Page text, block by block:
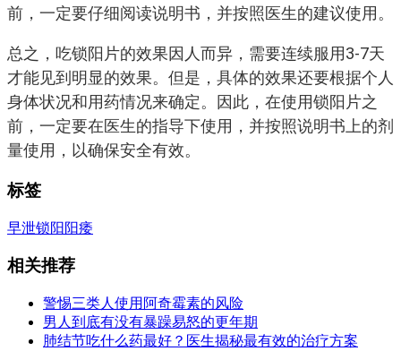
前，一定要仔细阅读说明书，并按照医生的建议使用。
总之，吃锁阳片的效果因人而异，需要连续服用3-7天
才能见到明显的效果。但是，具体的效果还要根据个人
身体状况和用药情况来确定。因此，在使用锁阳片之
前，一定要在医生的指导下使用，并按照说明书上的剂
量使用，以确保安全有效。
标签
早泄锁阳 阳痿
相关推荐
警惕三类人使用阿奇霉素的风险
男人到底有没有暴躁易怒的更年期
肺结节吃什么药最好？医生揭秘最有效的治疗方案